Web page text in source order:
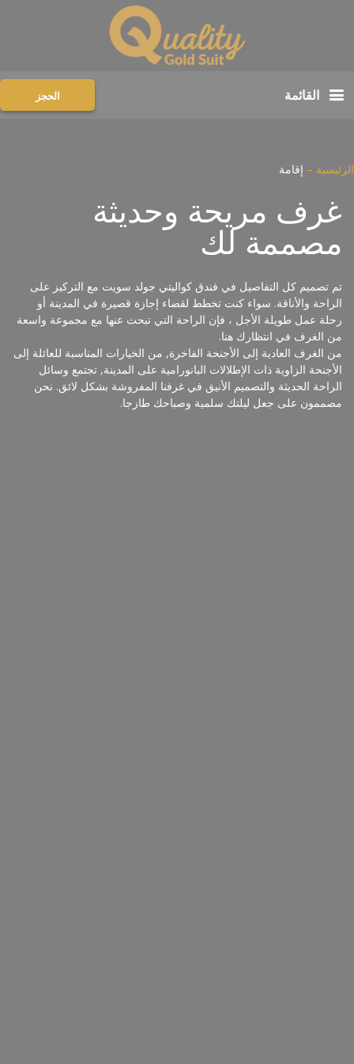
القائمة الحجز
الرئيسية – إقامة
غرف مريحة وحديثة
مصممة لك
تم تصميم كل التفاصيل في فندق كواليتي جولد سويت مع التركيز على
الراحة والأناقة. سواء كنت تخطط لقضاء إجازة قصيرة في المدينة أو
رحلة عمل طويلة الأجل ، فإن الراحة التي تبحث عنها مع مجموعة واسعة
من الغرف في انتظارك هنا.
من الغرف العادية إلى الأجنحة الفاخرة, من الخيارات المناسبة للعائلة إلى
الأجنحة الزاوية ذات الإطلالات البانورامية على المدينة, تجتمع وسائل
الراحة الحديثة والتصميم الأنيق في غرفنا المفروشة بشكل لائق. نحن
مصممون على جعل ليلتك سلمية وصباحك طازجا.